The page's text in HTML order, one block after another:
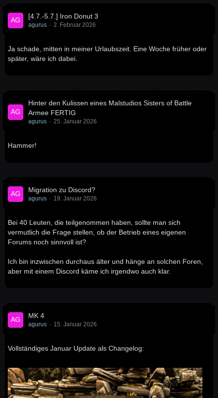
[4.7.-5.7.] Iron Donut 3
agurus 2. Februar 2026
Ja schade, mitten in meiner Urlaubszeit. Eine Woche früher oder
später, wäre ich dabei.
Hinter den Kulissen eines Malstudios Sisters of Battle
Armee FERTIG
agurus 25. Januar 2026
Hammer!
Migration zu Discord?
agurus 19. Januar 2026
Bei 40 Leuten, die teilgenommen haben, sollte man sich
vermutlich die Frage stellen, ob der Betrieb eines eigenen
Forums noch sinnvoll ist?
Ich bin inzwischen durchaus älter und hänge an solchen Foren,
aber mit einem Discord käme ich irgendwo auch klar.
MK 4
agurus 15. Januar 2026
Vollständiges Januar Update als Changelog: